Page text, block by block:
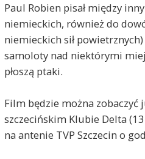
Paul Robien pisał między
niemieckich, również do
niemieckich sił
samoloty nad niektórymi
płoszą ptaki.
Film będzie można zobaczyć
szczecińskim Klubie Delta
na antenie TVP Szczecin o